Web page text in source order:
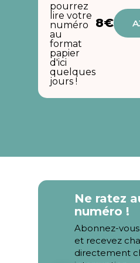
pourrez
lire votre
numéro
au
format
papier
d'ici
quelques
jours !
8€
Ne ratez
numéro !
Abonnez-vous
et recevez
directement